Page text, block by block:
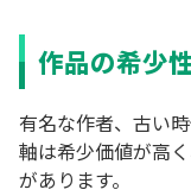
作品の希少
有名な作者、古い時
軸は希少価値が高
があります。